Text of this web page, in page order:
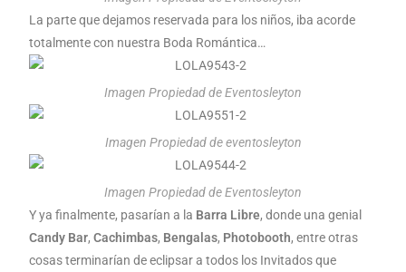
La parte que dejamos reservada para los niños, iba acorde
totalmente con nuestra Boda Romántica…
Imagen Propiedad de Eventosleyton
Imagen Propiedad de eventosleyton
Imagen Propiedad de Eventosleyton
Y ya finalmente, pasarían a la Barra Libre, donde una genial
Candy Bar,Cachimbas, Bengalas, Photobooth, entre otras
cosas terminarían de eclipsar a todos los Invitados que